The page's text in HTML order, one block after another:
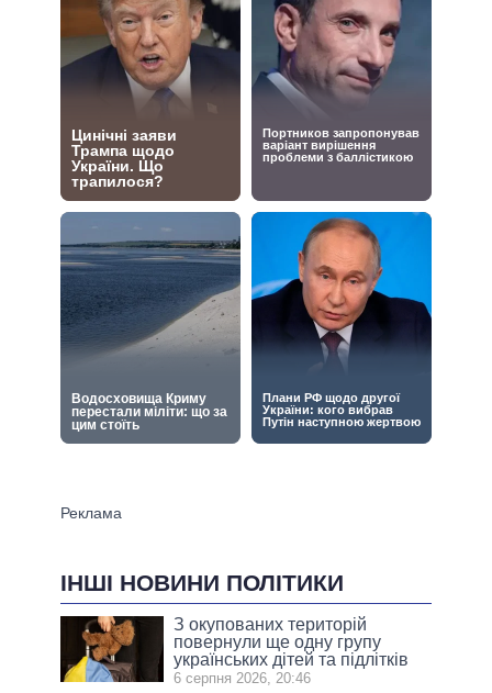
ІНШІ НОВИНИ ПОЛІТИКИ
З окупованих територій
повернули ще одну групу
українських дітей та підлітків
6 серпня 2026, 20:46